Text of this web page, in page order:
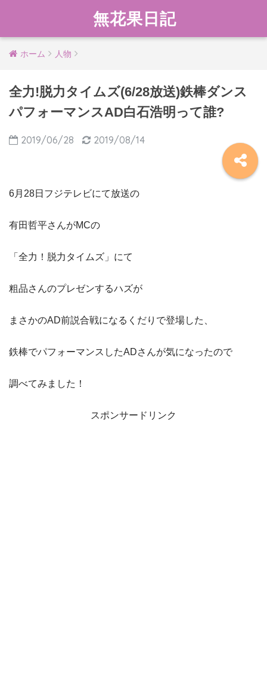
無花果日記
ホーム 人物
全力!脱力タイムズ(6/28放送)鉄棒ダンス
パフォーマンスAD白石浩明って誰?
2019/06/28 2019/08/14
6月28日フジテレビにて放送の
有田哲平さんがMCの
「全力！脱力タイムズ」にて
粗品さんのプレゼンするハズが
まさかのAD前説合戦になるくだりで登場した、
鉄棒でパフォーマンスしたADさんが気になったので
調べてみました！
スポンサードリンク